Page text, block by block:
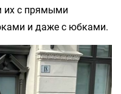
их с прямыми
и даже с юбками.